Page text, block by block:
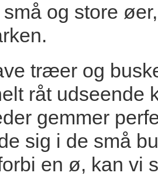
og store
træer og
råt udseende
gemmer
sig i de små
en ø, kan vi